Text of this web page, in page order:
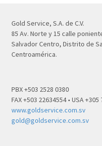
Gold Service, S.A. de C.V.
85 Av. Norte y 15 calle
Salvador Centro, Distrito de
Centroamérica.
PBX +503 2528 0380
FAX +503 22634554 • USA +305
www.goldservice.com.sv
gold@goldservice.com.sv